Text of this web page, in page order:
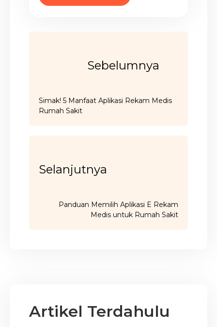
Sebelumnya
Simak! 5 Manfaat Aplikasi Rekam Medis
Rumah Sakit
Selanjutnya
Panduan Memilih Aplikasi E Rekam
Medis untuk Rumah Sakit
Artikel Terdahulu